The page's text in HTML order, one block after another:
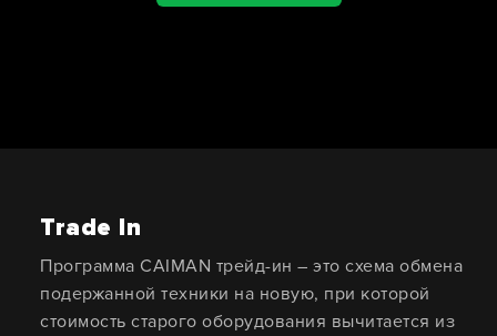
Trade In
Программа CAIMAN трейд-ин – это схема обмена
подержанной техники на новую, при которой
стоимость старого оборудования вычитается из